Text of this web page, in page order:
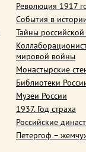
Революция 1917
События в
Тайны
мировой войны
Монастырские
Библиотеки
Музеи России
1937. Год страха
Российские
Петергоф –